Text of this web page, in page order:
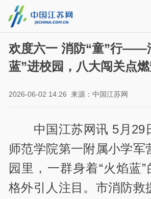
欢度六一 消防“童”行——
蓝”进校园，八大闯关点
2026-06-02 14:26 来源：中国江苏网
中国江苏网讯 5月29
师范学院第一附属小学军
园里，一群身着“火焰蓝”
格外引人注目。市消防救